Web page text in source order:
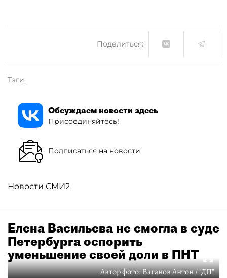
Поделиться:
Тэги:
Обсуждаем новости здесь
Присоединяйтесь!
Подписаться на новости
Новости СМИ2
Елена Васильева не смогла в суде
Петербурга оспорить
уменьшение своей доли в ПНТ
Автор фото:Ваганов Антон / "ДП"